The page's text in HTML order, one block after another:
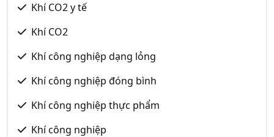
Khí CO2 y tế
Khí CO2
Khí công nghiệp dạng lỏng
Khí công nghiệp đóng bình
Khí công nghiệp thực phẩm
Khí công nghiệp